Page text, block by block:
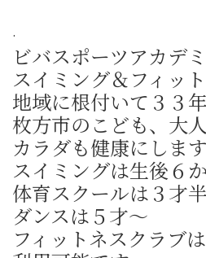
.
ビバスポーツアカデ
スイミング＆フィッ
地域に根付いて３３
枚方市のこども、大
カラダも健康にします
スイミングは生後６
体育スクールは３才
ダンスは５才〜
フィットネスクラブ